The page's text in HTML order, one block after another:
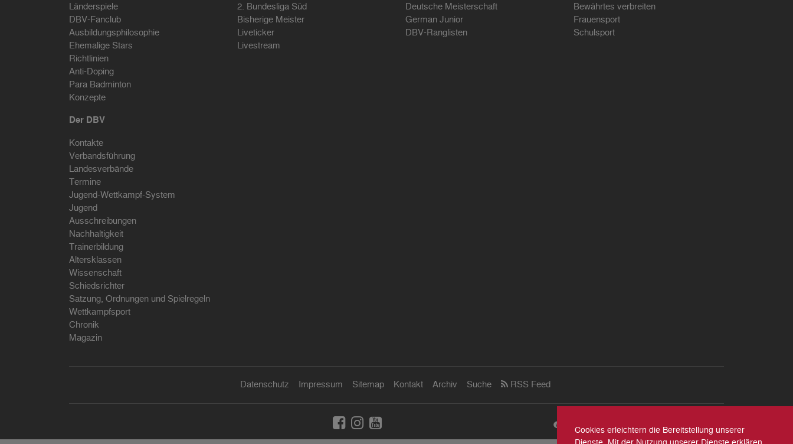
Länderspiele
DBV-Fanclub
Ausbildungsphilosophie
Ehemalige Stars
Richtlinien
Anti-Doping
Para Badminton
Konzepte
2. Bundesliga Süd
Bisherige Meister
Liveticker
Livestream
Deutsche Meisterschaft
German Junior
DBV-Ranglisten
Bewährtes verbreiten
Frauensport
Schulsport
Der DBV
Kontakte
Verbandsführung
Landesverbände
Termine
Jugend-Wettkampf-System
Jugend
Ausschreibungen
Nachhaltigkeit
Trainerbildung
Altersklassen
Wissenschaft
Schiedsrichter
Satzung, Ordnungen und Spielregeln
Wettkampfsport
Chronik
Magazin
Datenschutz Impressum Sitemap Kontakt Archiv Suche RSS Feed
Cookies erleichtern die Bereitstellung unserer